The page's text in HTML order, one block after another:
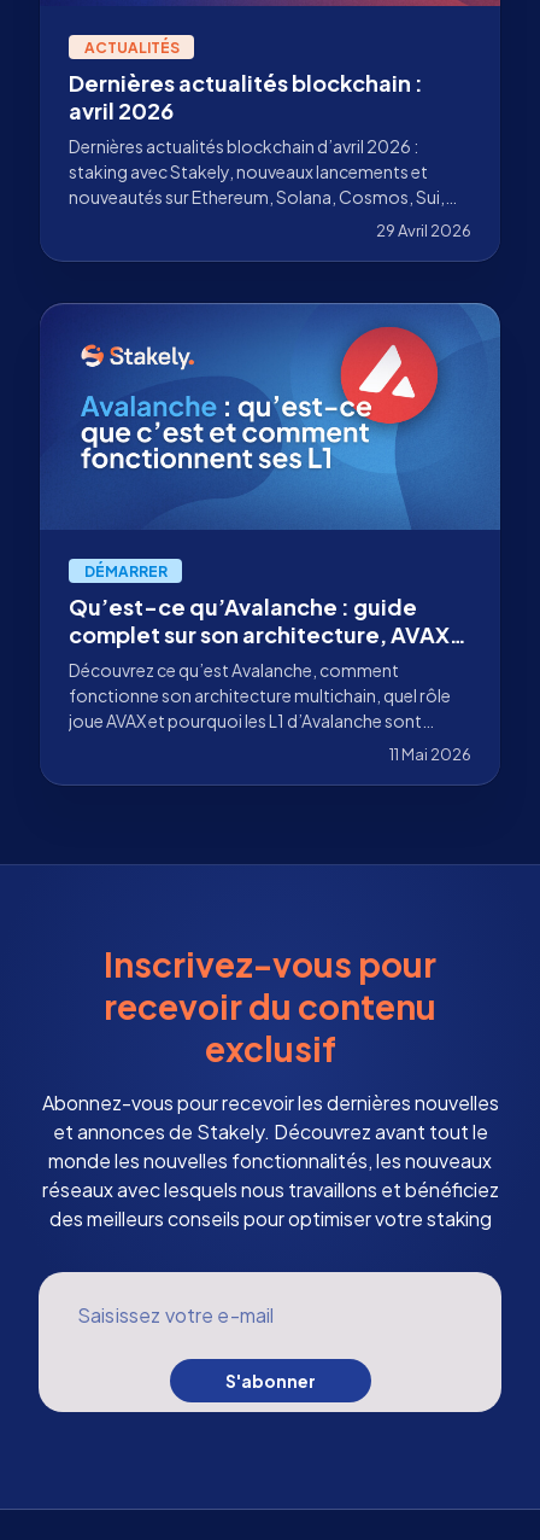
ACTUALITÉS
Dernières actualités blockchain :
avril 2026
Dernières actualités blockchain d’avril 2026 :
staking avec Stakely, nouveaux lancements et
nouveautés sur Ethereum, Solana, Cosmos, Sui,
29 Avril 2026
DÉMARRER
Qu’est-ce qu’Avalanche : guide
complet sur son architecture, AVAX
et les L1
Découvrez ce qu’est Avalanche, comment
fonctionne son architecture multichain, quel rôle
joue AVAX et pourquoi les L1 d’Avalanche sont
essentielles pour créer des réseaux souverains.
11 Mai 2026
Inscrivez-vous pour
recevoir du contenu
exclusif
Abonnez-vous pour recevoir les dernières nouvelles
et annonces de Stakely. Découvrez avant tout le
monde les nouvelles fonctionnalités, les nouveaux
réseaux avec lesquels nous travaillons et bénéficiez
des meilleurs conseils pour optimiser votre staking
Saisissez votre e-mail
S'abonner